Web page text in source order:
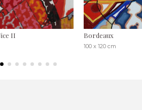
II Bordeaux
100 x 120 cm